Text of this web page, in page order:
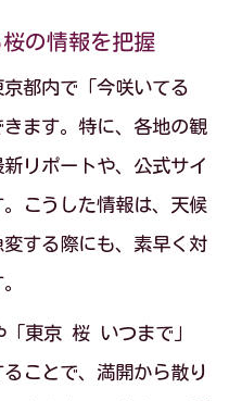
の情報を把握
都内で「今咲いてる
ます。特に、各地の観
リポートや、公式サイ
。こうした情報は、天候
する際にも、素早く対
東京 桜 いつまで」
ことで、満開から散り